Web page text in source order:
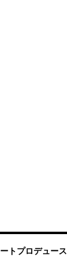
トプロデュース